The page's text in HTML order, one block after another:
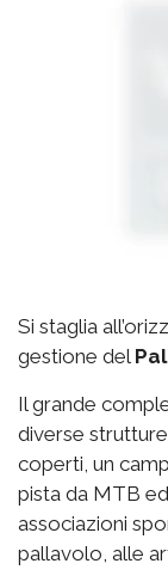
Si staglia
gestione del
Il grande
diverse
coperti, un
pista da MTB
associazioni
pallavolo, alle